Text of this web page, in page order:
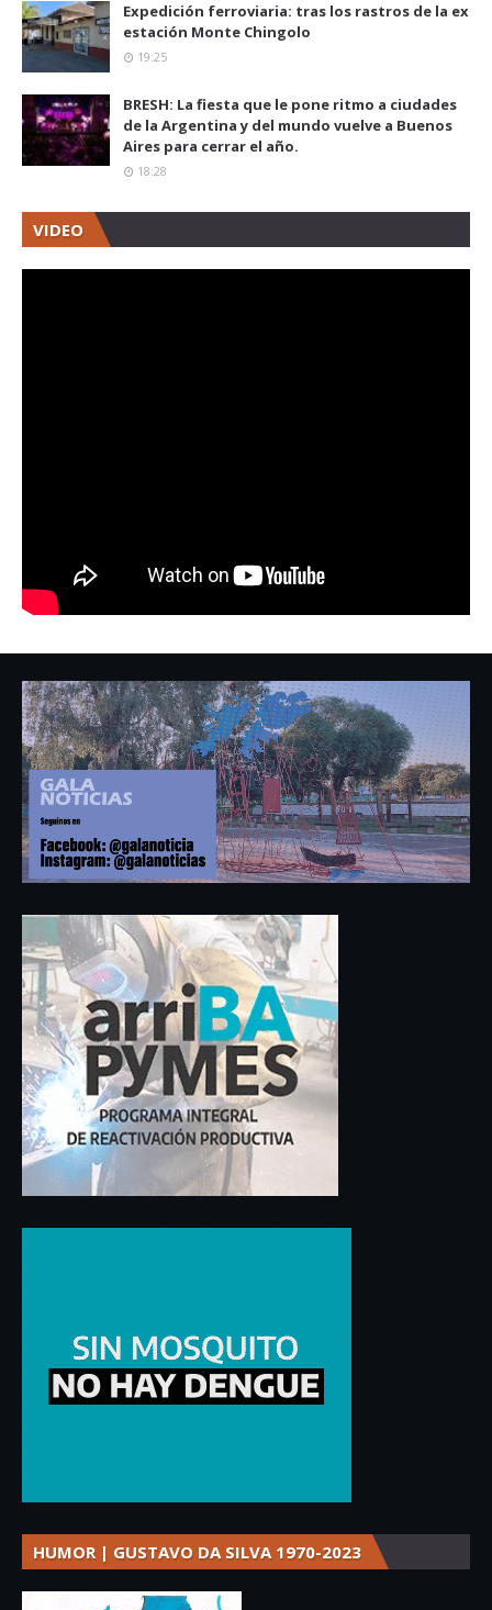
Expedición ferroviaria: tras los rastros de la ex
estación Monte Chingolo
19:25
BRESH: La fiesta que le pone ritmo a ciudades
de la Argentina y del mundo vuelve a Buenos
Aires para cerrar el año.
18:28
VIDEO
HUMOR | GUSTAVO DA SILVA 1970-2023